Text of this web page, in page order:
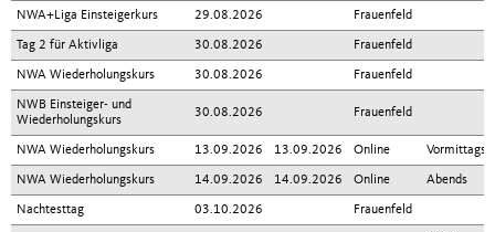
NWA+Liga Einsteigerkurs 29.08.2026 Frauenfeld
Tag 2 für Aktivliga 30.08.2026 Frauenfeld
NWA Wiederholungskurs 30.08.2026 Frauenfeld
NWB Einsteiger- und
Wiederholungskurs
30.08.2026 Frauenfeld
NWA Wiederholungskurs 13.09.2026 13.09.2026 Online Vormittags
NWA Wiederholungskurs 14.09.2026 14.09.2026 Online Abends
Nachtesttag 03.10.2026 Frauenfeld